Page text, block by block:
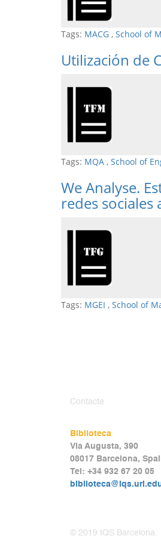
Tags: MACG , School of
Utilización de
Tags: MQA , School of
We Analyse.
redes sociales
Tags: MGEI , School of
Contacte
Biblioteca
Via Augusta, 390
08017 Barcelona,
Tel: +34 932 67 20 05
© 2019 IQS Barcelona.